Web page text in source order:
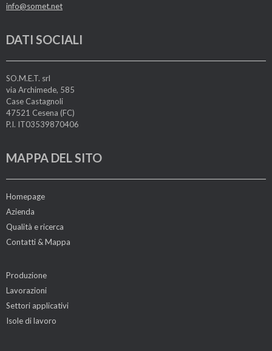
info@somet.net
DATI SOCIALI
SO.M.E.T. srl
via Archimede, 585
Case Castagnoli
47521 Cesena (FC)
P.I. IT03539870406
MAPPA DEL SITO
Homepage
Azienda
Qualità e ricerca
Contatti & Mappa
Produzione
Lavorazioni
Settori applicativi
Isole di lavoro